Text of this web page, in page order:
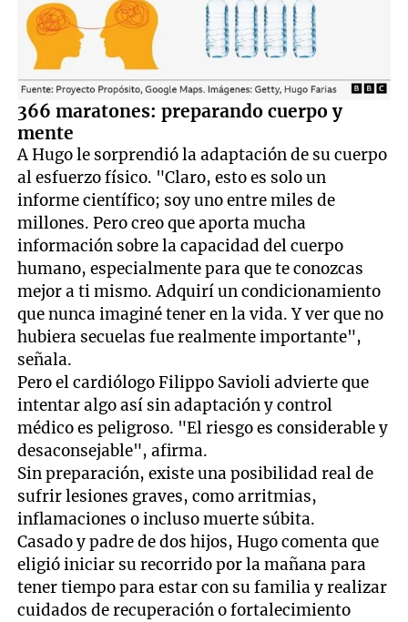
366 maratones: preparando cuerpo y
mente
A Hugo le sorprendió la adaptación de su cuerpo
al esfuerzo físico. "Claro, esto es solo un
informe científico; soy uno entre miles de
millones. Pero creo que aporta mucha
información sobre la capacidad del cuerpo
humano, especialmente para que te conozcas
mejor a ti mismo. Adquirí un condicionamiento
que nunca imaginé tener en la vida. Y ver que no
hubiera secuelas fue realmente importante",
señala.
Pero el cardiólogo Filippo Savioli advierte que
intentar algo así sin adaptación y control
médico es peligroso. "El riesgo es considerable y
desaconsejable", afirma.
Sin preparación, existe una posibilidad real de
sufrir lesiones graves, como arritmias,
inflamaciones o incluso muerte súbita.
Casado y padre de dos hijos, Hugo comenta que
eligió iniciar su recorrido por la mañana para
tener tiempo para estar con su familia y realizar
cuidados de recuperación o fortalecimiento